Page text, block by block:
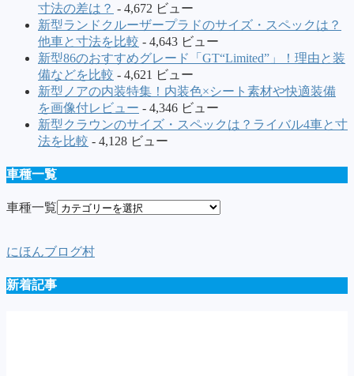
寸法の差は？ - 4,672 ビュー
新型ランドクルーザープラドのサイズ・スペックは？
他車と寸法を比較 - 4,643 ビュー
新型86のおすすめグレード「GT“Limited”」！理由と装
備などを比較 - 4,621 ビュー
新型ノアの内装特集！内装色×シート素材や快適装備
を画像付レビュー - 4,346 ビュー
新型クラウンのサイズ・スペックは？ライバル4車と寸
法を比較 - 4,128 ビュー
車種一覧
車種一覧
にほんブログ村
新着記事